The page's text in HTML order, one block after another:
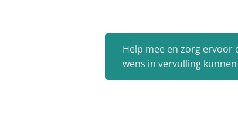
Help mee en zorg ervoor
wens in vervulling